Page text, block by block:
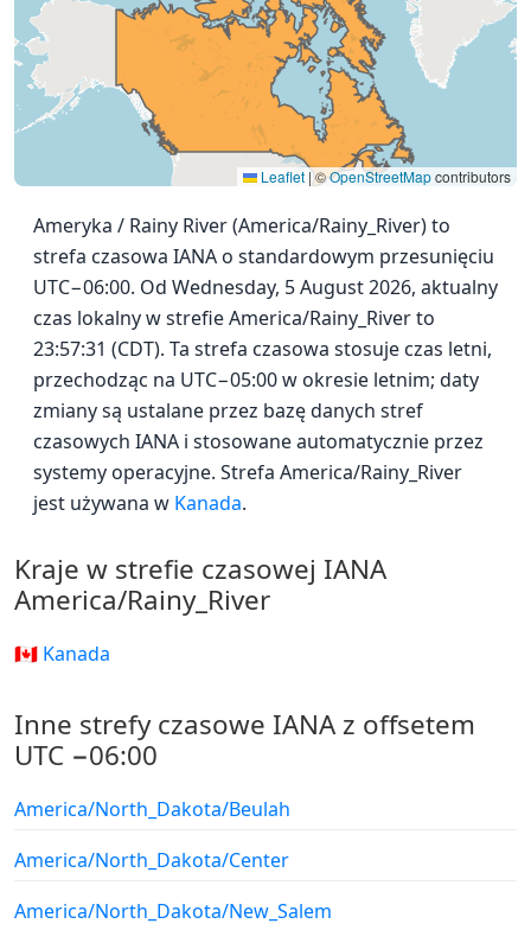
Leaflet |©OpenStreetMapcontributors
Ameryka / Rainy River (America/Rainy_River) to
strefa czasowa IANA o standardowym przesunięciu
UTC−06:00. Od Wednesday, 5 August 2026, aktualny
czas lokalny w strefie America/Rainy_River to
23:57:31 (CDT). Ta strefa czasowa stosuje czas letni,
przechodząc na UTC−05:00 w okresie letnim; daty
zmiany są ustalane przez bazę danych stref
czasowych IANA i stosowane automatycznie przez
systemy operacyjne. Strefa America/Rainy_River
jest używana w Kanada.
Kraje w strefie czasowej IANA
America/Rainy_River
🇨🇦 Kanada
Inne strefy czasowe IANA z offsetem
UTC −06:00
America/North_Dakota/Beulah
America/North_Dakota/Center
America/North_Dakota/New_Salem